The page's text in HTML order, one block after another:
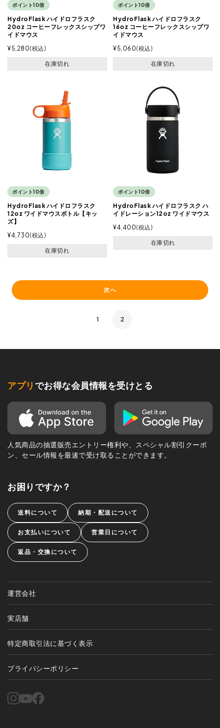
ポイント10倍
HydroFlask ハイドロフラスク
20oz コーヒーフレックスシップワ
イドマウス
¥5,280 税込
在庫切れ
ポイント10倍
HydroFlask ハイドロフラスク
16oz コーヒーフレックスシップワ
イドマウス
¥5,060 税込
在庫切れ
ポイント10倍
HydroFlask ハイドロフラスク
12oz ワイドマウスボトル【キッ
ズ】
¥4,730 税込
在庫切れ
ポイント10倍
HydroFlask ハイドロフラスク ハ
イドレーション12oz ワイドマウス
¥4,400 税込
在庫切れ
次へ
1 2
アプリ でお得な会員情報を受けとる
人気商品の抽選販売エントリー権利や、スペシャル割引クーポ
ン、セール情報を最速で受け取ることができます。
お困りですか？
送料について 納期・配送について
お支払いについて 営業日について
返品・交換について
運営会社
実店舗
特定商取引法に基づく表示
プライバシーポリシー